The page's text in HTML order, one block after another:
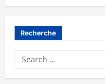
Recherche
Search
for: